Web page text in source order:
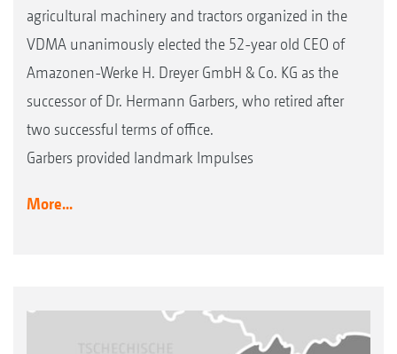
agricultural machinery and tractors organized in the
VDMA unanimously elected the 52-year old CEO of
Amazonen-Werke H. Dreyer GmbH & Co. KG as the
successor of Dr. Hermann Garbers, who retired after
two successful terms of office.
Garbers provided landmark Impulses
More...